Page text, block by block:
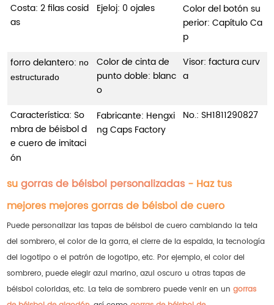
Costa: 2 filas cosid
as
Ejeloj: 0 ojales
Color del botón su
perior: Capítulo Ca
p
forro delantero: no
estructurado
Color de cinta de
punto doble: blanc
o
Visor: factura curv
a
Característica: So
mbra de béisbol d
e cuero de imitaci
ón
Fabricante: Hengxi
ng Caps Factory
No.: SH1811290827
sugorras de béisbol personalizadas - Haz tus
mejores mejores gorras de béisbol de cuero
Puede personalizar las tapas de béisbol de cuero cambiando la tela
del sombrero, el color de la gorra, el cierre de la espalda, la tecnología
del logotipo o el patrón de logotipo, etc. Por ejemplo, el color del
sombrero, puede elegir azul marino, azul oscuro u otras tapas de
béisbol coloridas, etc. La tela de sombrero puede venir en ungorras